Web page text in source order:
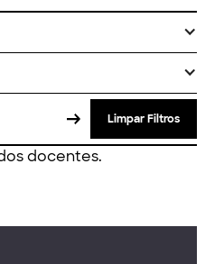
Limpar Filtros
docentes.